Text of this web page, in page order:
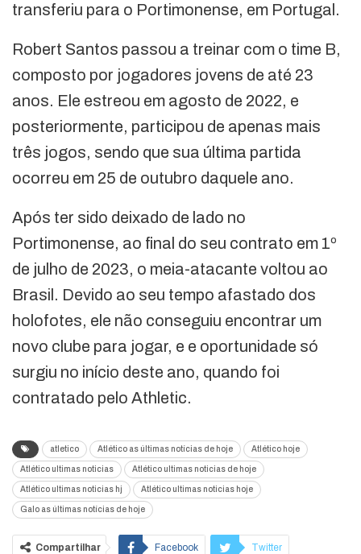
transferiu para o Portimonense, em Portugal.
Robert Santos passou a treinar com o time B,
composto por jogadores jovens de até 23
anos. Ele estreou em agosto de 2022, e
posteriormente, participou de apenas mais
três jogos, sendo que sua última partida
ocorreu em 25 de outubro daquele ano.
Após ter sido deixado de lado no
Portimonense, ao final do seu contrato em 1º
de julho de 2023, o meia-atacante voltou ao
Brasil. Devido ao seu tempo afastado dos
holofotes, ele não conseguiu encontrar um
novo clube para jogar, e e oportunidade só
surgiu no início deste ano, quando foi
contratado pelo Athletic.
atletico Atlético as últimas notícias de hoje Atlético hoje
Atlético ultimas noticias Atlético ultimas noticias de hoje
Atlético ultimas noticias hj Atlético ultimas noticias hoje
Galo as últimas notícias de hoje
Compartilhar Facebook Twitter